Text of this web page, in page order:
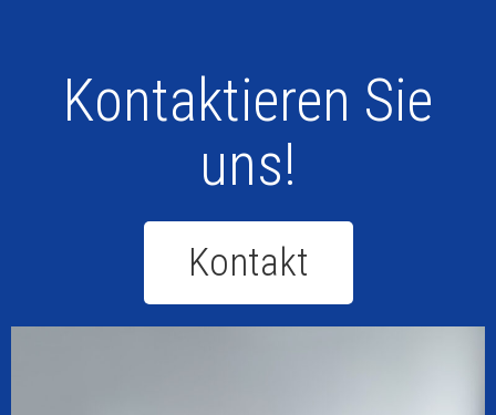
Kontaktieren Sie
uns!
Kontakt